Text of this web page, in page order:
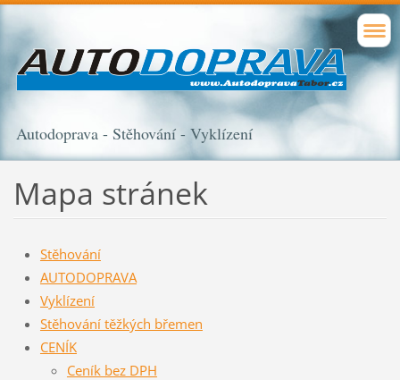
Autodoprava - Stěhování - Vyklízení
Mapa stránek
Stěhování
AUTODOPRAVA
Vyklízení
Stěhování těžkých břemen
CENÍK
Ceník bez DPH